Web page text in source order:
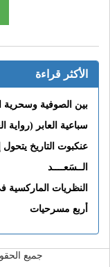
الأكثر قراءة
بين الصوفية وسحرية
سباعية العابر (رواية
عنكبوت التاريخ
الــسَعــــد
النظريات الماركسية
أربع مسرحيات
جميع